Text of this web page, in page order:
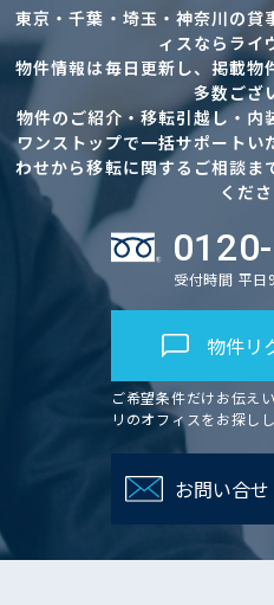
東京・千葉・埼玉・神奈川の貸
ィスならライ
物件情報は毎日更新し、掲載
多数ござ
物件のご紹介・移転引越し・内
ワンストップで一括サポート
わせから移転に関するご相談ま
くださ
受付時間 平
物件リ
ご希望条件だけお伝え
リのオフィスをお探し
お問い合